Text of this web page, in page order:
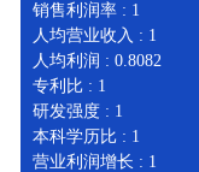
销售利润率 : 1
人均营业收入 : 1
人均利润 : 0.8082
专利比 : 1
研发强度 : 1
本科学历比 : 1
营业利润增长 : 1